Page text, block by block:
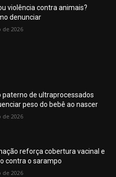
violência contra animais?
denunciar
de 2026
paterno de ultraprocessados
peso do bebê ao nascer
de 2026
reforça cobertura vacinal e
contra o sarampo
de 2026